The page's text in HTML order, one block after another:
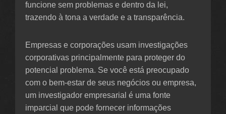
funcione sem problemas e dentro da lei,
trazendo à tona a verdade e a transparência.
Empresas e corporações usam investigações
corporativas principalmente para proteger do
potencial problema. Se você está preocupado
com o bem-estar de seus negócios ou empresa,
um investigador empresarial é uma fonte
imparcial que pode fornecer informações